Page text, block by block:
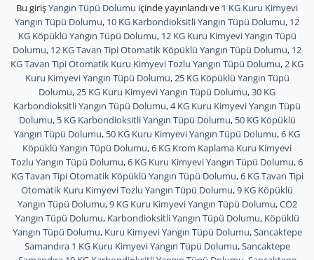
Bu girişYangın Tüpü Dolumu içinde yayınlandı ve 1 KG Kuru Kimyevi
Yangın Tüpü Dolumu, 10 KG Karbondioksitli Yangın Tüpü Dolumu, 12
KG Köpüklü Yangın Tüpü Dolumu, 12 KG Kuru Kimyevi Yangın Tüpü
Dolumu, 12 KG Tavan Tipi Otomatik Köpüklü Yangın Tüpü Dolumu, 12
KG Tavan Tipi Otomatik Kuru Kimyevi Tozlu Yangın Tüpü Dolumu,2 KG
Kuru Kimyevi Yangın Tüpü Dolumu,25 KG Köpüklü Yangın Tüpü
Dolumu,25 KG Kuru Kimyevi Yangın Tüpü Dolumu,30 KG
Karbondioksitli Yangın Tüpü Dolumu,4 KG Kuru Kimyevi Yangın Tüpü
Dolumu, 5 KG Karbondioksitli Yangın Tüpü Dolumu, 50 KG Köpüklü
Yangın Tüpü Dolumu, 50 KG Kuru Kimyevi Yangın Tüpü Dolumu,6 KG
Köpüklü Yangın Tüpü Dolumu,6 KG Krom Kaplama Kuru Kimyevi
Tozlu Yangın Tüpü Dolumu,6 KG Kuru Kimyevi Yangın Tüpü Dolumu,6
KG Tavan Tipi Otomatik Köpüklü Yangın Tüpü Dolumu,6 KG Tavan Tipi
Otomatik Kuru Kimyevi Tozlu Yangın Tüpü Dolumu,9 KG Köpüklü
Yangın Tüpü Dolumu,9 KG Kuru Kimyevi Yangın Tüpü Dolumu,CO2
Yangın Tüpü Dolumu, Karbondioksitli Yangın Tüpü Dolumu, Köpüklü
Yangın Tüpü Dolumu, Kuru Kimyevi Yangın Tüpü Dolumu,Sancaktepe
Samandıra 1 KG Kuru Kimyevi Yangın Tüpü Dolumu,Sancaktepe